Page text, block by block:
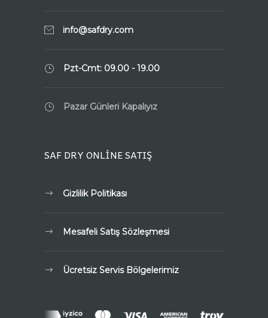
info@safdry.com
Pzt-Cmt: 09.00 - 19.00
Pazar Günleri Kapalıyız
SAF DRY ONLİNE SATIŞ
Gizlilik Politikası
Mesafeli Satış Sözleşmesi
Ücretsiz Servis Bölgelerimiz